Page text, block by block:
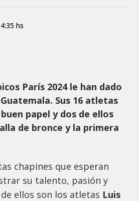
hs
París 2024 le han dado
Sus 16 atletas
papel y dos de ellos
de bronce y la primera
chapines que esperan
su talento, pasión y
ellos son los atletas Luis